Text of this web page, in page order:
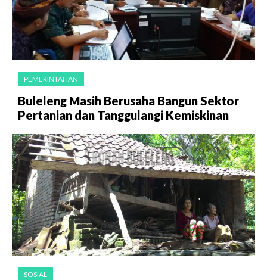
PEMERINTAHAN
Buleleng Masih Berusaha Bangun Sektor
Pertanian dan Tanggulangi Kemiskinan
SOSIAL